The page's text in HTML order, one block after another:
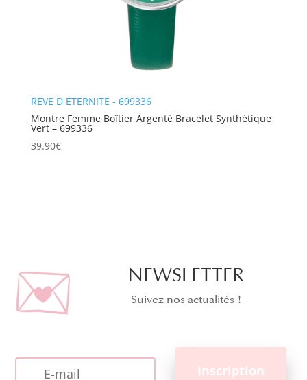
REVE D ETERNITE - 699336
Montre Femme Boîtier Argenté Bracelet Synthétique
Vert – 699336
39.90€
NEWSLETTER
Suivez nos actualités !